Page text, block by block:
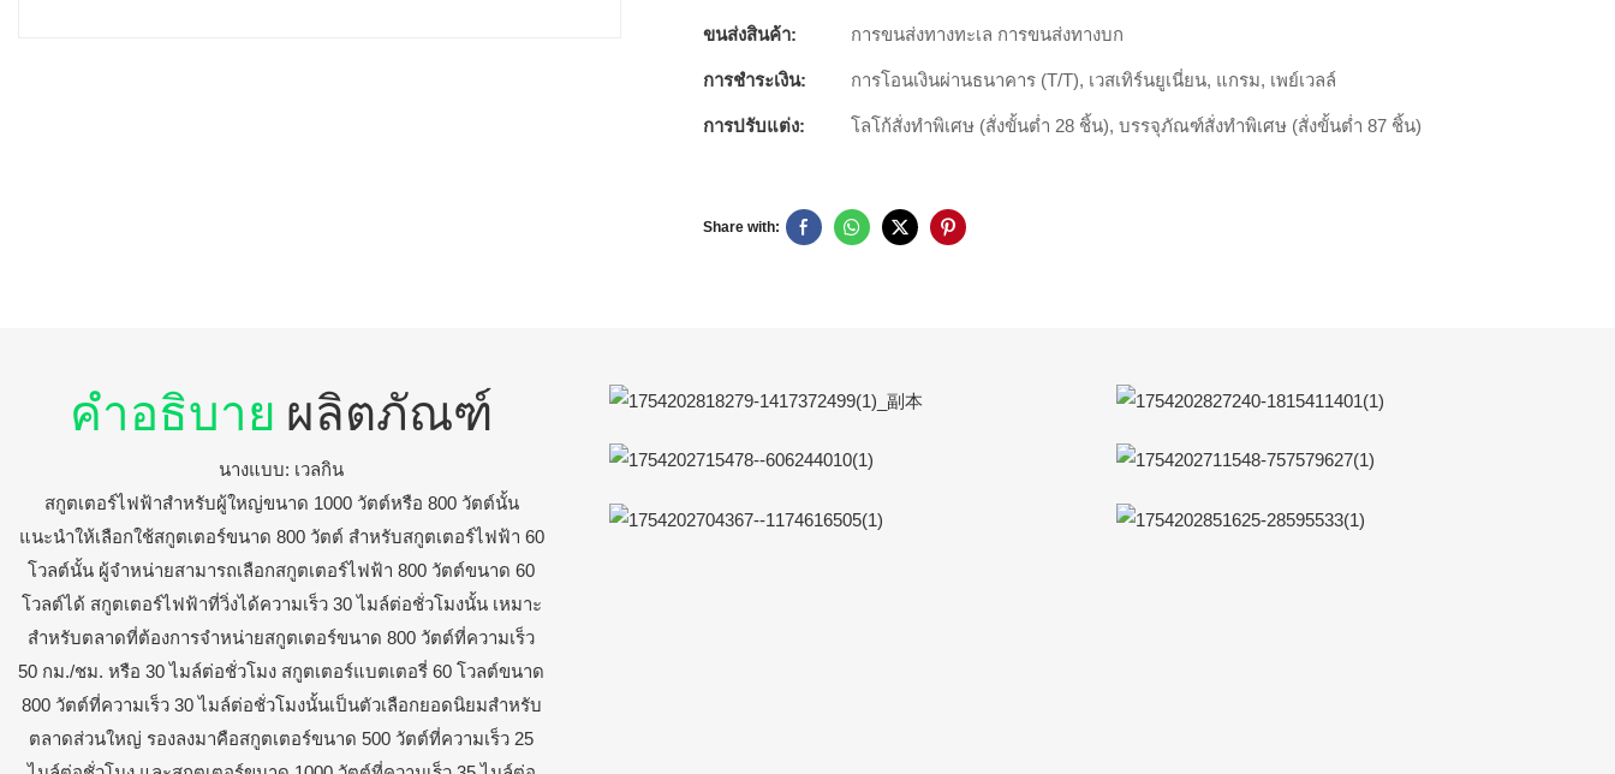
ขนส่งสินค้า: การขนส่งทางทะเล การขนส่งทางบก
การชำระเงิน: การโอนเงินผ่านธนาคาร (T/T), เวสเทิร์นยูเนี่ยน, แกรม, เพย์เวลล์
การปรับแต่ง: โลโก้สั่งทำพิเศษ (สั่งขั้นต่ำ 28 ชิ้น), บรรจุภัณฑ์สั่งทำพิเศษ (สั่งขั้นต่ำ 87 ชิ้น)
Share with:
คำอธิบาย ผลิตภัณฑ์
นางแบบ: เวลกิน
สกูตเตอร์ไฟฟ้าสำหรับผู้ใหญ่ขนาด 1000 วัตต์หรือ 800 วัตต์นั้น
แนะนำให้เลือกใช้สกูตเตอร์ขนาด 800 วัตต์ สำหรับสกูตเตอร์ไฟฟ้า 60
โวลต์นั้น ผู้จำหน่ายสามารถเลือกสกูตเตอร์ไฟฟ้า 800 วัตต์ขนาด 60
โวลต์ได้ สกูตเตอร์ไฟฟ้าที่วิ่งได้ความเร็ว 30 ไมล์ต่อชั่วโมงนั้น เหมาะ
สำหรับตลาดที่ต้องการจำหน่ายสกูตเตอร์ขนาด 800 วัตต์ที่ความเร็ว
50 กม./ชม. หรือ 30 ไมล์ต่อชั่วโมง สกูตเตอร์แบตเตอรี่ 60 โวลต์ขนาด
800 วัตต์ที่ความเร็ว 30 ไมล์ต่อชั่วโมงนั้นเป็นตัวเลือกยอดนิยมสำหรับ
ตลาดส่วนใหญ่ รองลงมาคือสกูตเตอร์ขนาด 500 วัตต์ที่ความเร็ว 25